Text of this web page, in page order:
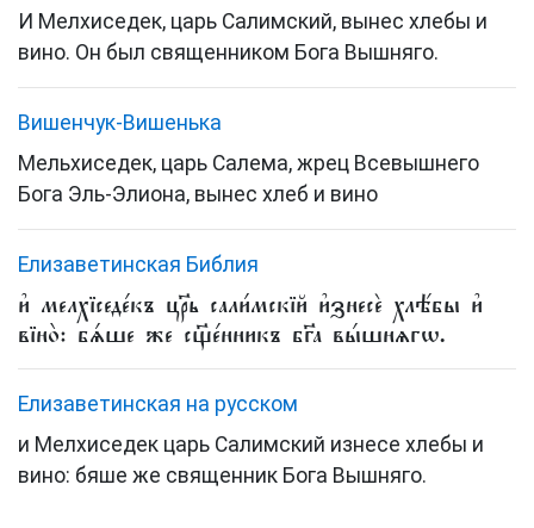
И Мелхиседек, царь Салимский, вынес хлебы и
вино. Он был священником Бога Вышняго.
Вишенчук-Вишенька
Мельхиседек, царь Салема, жрец Всевышнего
Бога Эль-Элиона, вынес хлеб и вино
Елизаветинская Библия
и҆ мелхїседе́къ цр҃ь сали́мскїй и҆знесѐ хлѣ́бы и҆
вїно̀: бѧ́ше же сщ҃е́нникъ бг҃а вы́шнѧгѡ.
Елизаветинская на русском
и Мелхиседек царь Салимский изнесе хлебы и
вино: бяше же священник Бога Вышняго.